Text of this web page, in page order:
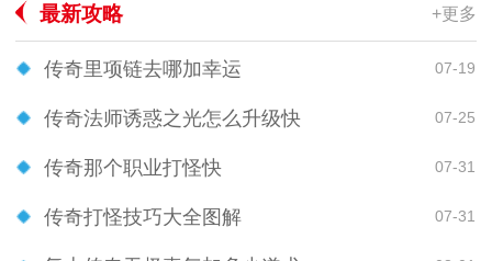
最新攻略 +更多
传奇里项链去哪加幸运 07-19
传奇法师诱惑之光怎么升级快 07-25
传奇那个职业打怪快 07-31
传奇打怪技巧大全图解 07-31